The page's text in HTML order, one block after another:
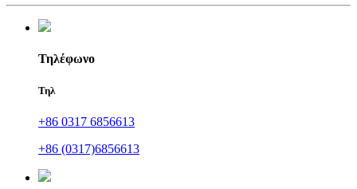
Τηλέφωνο
Τηλ
+86 0317 6856613
+86 (0317)6856613